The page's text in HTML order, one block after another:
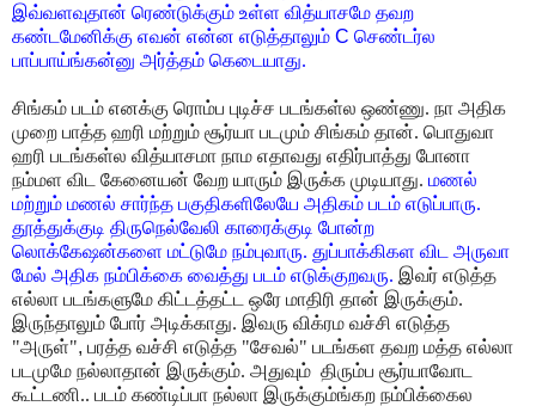
இவ்வளவுதான் ரெண்டுக்கும் உள்ள வித்யாசமே தவற
கண்டமேனிக்கு எவன் என்ன எடுத்தாலும் C செண்டர்ல
பாப்பாய்ங்கன்னு அர்த்தம் கெடையாது.
சிங்கம் படம் எனக்கு ரொம்ப புடிச்ச படங்கள்ல ஒண்ணு. நா அதிக
முறை பாத்த ஹரி மற்றும் சூர்யா படமும் சிங்கம் தான். பொதுவா
ஹரி படங்கள்ல வித்யாசமா நாம எதாவது எதிர்பாத்து போனா
நம்மள விட கேனையன் வேற யாரும் இருக்க முடியாது. மணல்
மற்றும் மணல் சார்ந்த பகுதிகளிலேயே அதிகம் படம் எடுப்பாரு.
தூத்துக்குடி திருநெல்வேலி காரைக்குடி போன்ற
லொக்கேஷன்களை மட்டுமே நம்புவாரு. துப்பாக்கிகள விட அருவா
மேல் அதிக நம்பிக்கை வைத்து படம் எடுக்குறவரு. இவர் எடுத்த
எல்லா படங்களுமே கிட்டத்தட்ட ஒரே மாதிரி தான் இருக்கும்.
இருந்தாலும் போர் அடிக்காது. இவரு விக்ரம வச்சி எடுத்த
"அருள்", பரத்த வச்சி எடுத்த "சேவல்" படங்கள தவற மத்த எல்லா
படமுமே நல்லாதான் இருக்கும். அதுவும் திரும்ப சூர்யாவோட
கூட்டணி.. படம் கண்டிப்பா நல்லா இருக்கும்ங்கற நம்பிக்கைல